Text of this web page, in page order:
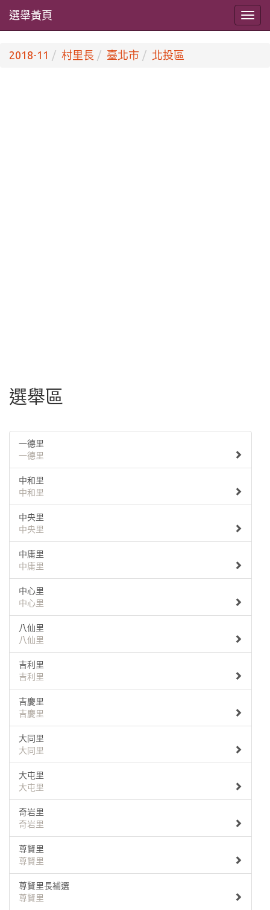
選舉黃頁
2018-11 村里長 臺北市 北投區
選舉區
一德里
一德里
中和里
中和里
中央里
中央里
中庸里
中庸里
中心里
中心里
八仙里
八仙里
吉利里
吉利里
吉慶里
吉慶里
大同里
大同里
大屯里
大屯里
奇岩里
奇岩里
尊賢里
尊賢里
尊賢里長補選
尊賢里